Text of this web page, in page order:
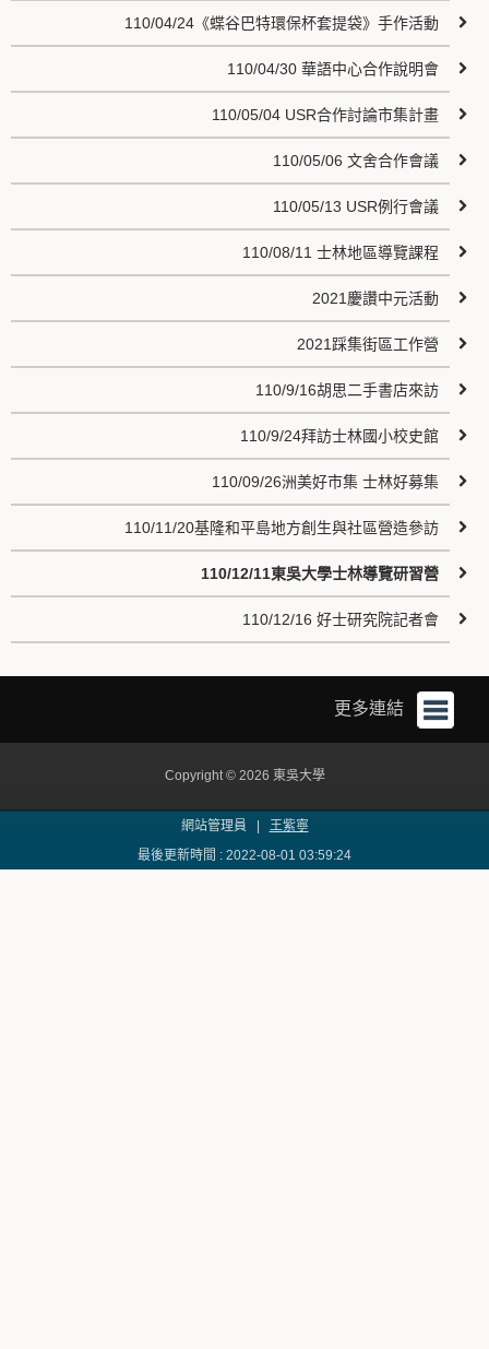
110/04/24《蝶谷巴特環保杯套提袋》手作活動
110/04/30 華語中心合作說明會
110/05/04 USR合作討論市集計畫
110/05/06 文舍合作會議
110/05/13 USR例行會議
110/08/11 士林地區導覽課程
2021慶讚中元活動
2021踩集街區工作營
110/9/16胡思二手書店來訪
110/9/24拜訪士林國小校史館
110/09/26洲美好市集 士林好募集
110/11/20基隆和平島地方創生與社區營造參訪
110/12/11東吳大學士林導覽研習營
110/12/16 好士研究院記者會
更多連結
Copyright © 2026 東吳大學
網站管理員 | 王紫寧
最後更新時間 : 2022-08-01 03:59:24